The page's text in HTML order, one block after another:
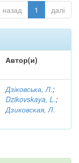
назад 1 далі
Автор(и)
Дзіковська, Л.;
Dzikovskaya, L.;
Дзиковская, Л.